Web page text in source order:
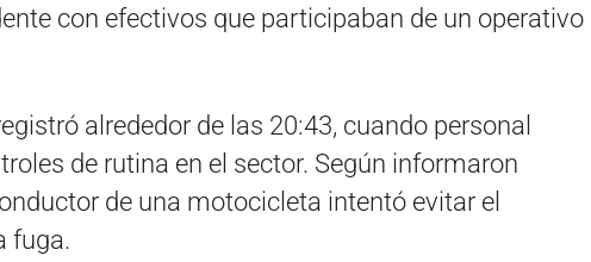
con efectivos que participaban de un operativo
alrededor de las 20:43, cuando personal
de rutina en el sector. Según informaron
de una motocicleta intentó evitar el
fuga.